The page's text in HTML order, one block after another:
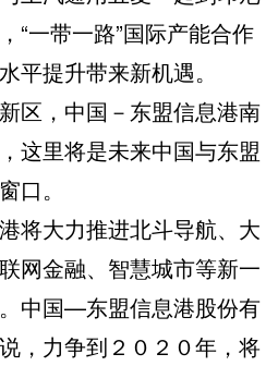
“一带一路”国际产能合作
平提升带来新机遇。
，中国－东盟信息港南
这里将是未来中国与东盟
口。
大力推进北斗导航、大
网金融、智慧城市等新一
中国—东盟信息港股份有
，力争到２０２０年，将